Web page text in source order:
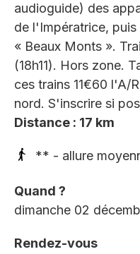
audioguide) des
de l'Impératrice,
« Beaux Monts ».
(18h11). Hors zone.
ces trains 11€60 l'A/
nord. S'inscrire si
Distance : 17 km
** - allure
Quand ?
dimanche 02
Rendez-vous